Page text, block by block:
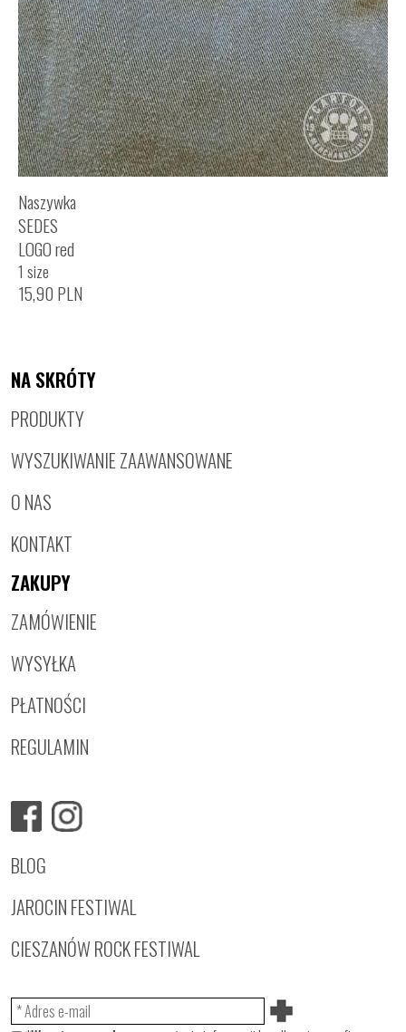
Naszywka
SEDES
LOGO red
1 size
15,90 PLN
NA SKRÓTY
PRODUKTY
WYSZUKIWANIE ZAAWANSOWANE
O NAS
KONTAKT
ZAKUPY
ZAMÓWIENIE
WYSYŁKA
PŁATNOŚCI
REGULAMIN
BLOG
JAROCIN FESTIWAL
CIESZANÓW ROCK FESTIWAL